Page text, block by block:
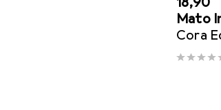
Mato
Cora